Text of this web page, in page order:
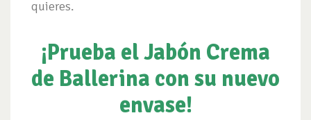
quieres.
¡Prueba el Jabón Crema
de Ballerina con su nuevo
envase!